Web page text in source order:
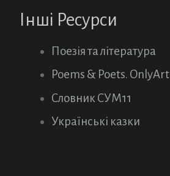
Інші Ресурси
Поезія та література
Poems & Poets. OnlyArt
Словник СУМ11
Українські казки